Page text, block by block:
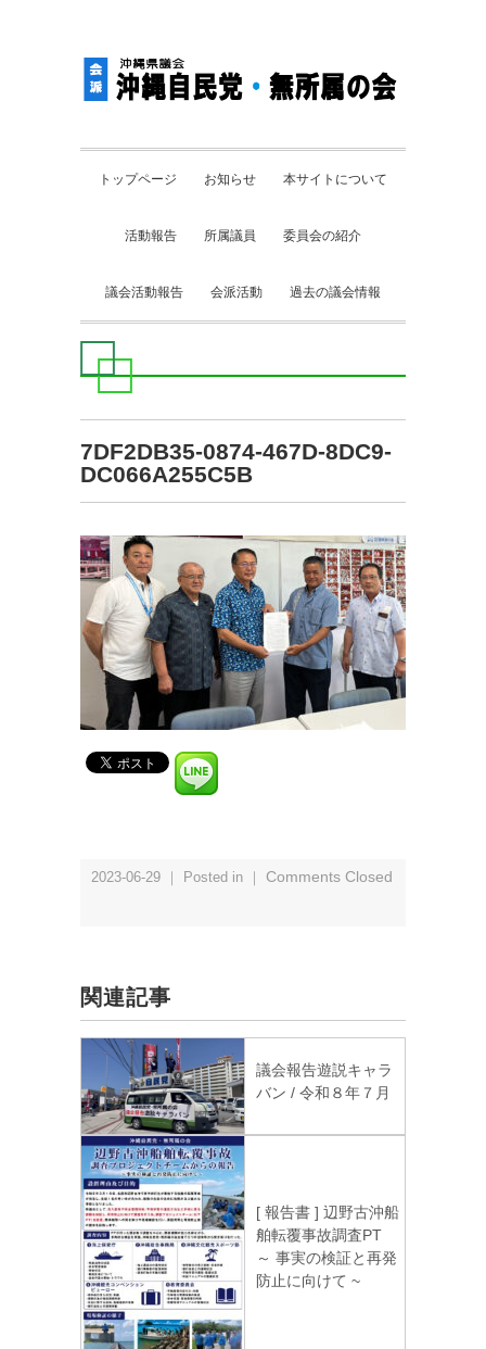
トップページ お知らせ 本サイトについて
活動報告 所属議員 委員会の紹介
議会活動報告 会派活動 過去の議会情報
7DF2DB35-0874-467D-8DC9-
DC066A255C5B
2023-06-29 ｜ Posted in ｜ Comments Closed
関連記事
議会報告遊説キャラ
バン / 令和８年７月
[ 報告書 ] 辺野古沖船
舶転覆事故調査PT
～ 事実の検証と再発
防止に向けて ~